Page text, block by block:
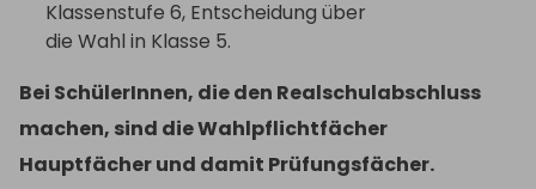
Klassenstufe 6, Entscheidung über
die Wahl in Klasse 5.
Bei SchülerInnen, die den Realschulabschluss
machen, sind die Wahlpflichtfächer
Hauptfächer und damit Prüfungsfächer.